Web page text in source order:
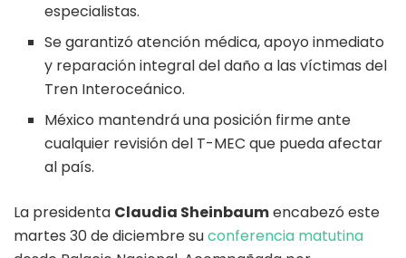
especialistas.
Se garantizó atención médica, apoyo inmediato
y reparación integral del daño a las víctimas del
Tren Interoceánico.
México mantendrá una posición firme ante
cualquier revisión del T-MEC que pueda afectar
al país.
La presidenta Claudia Sheinbaumencabezó este
martes 30 de diciembre suconferencia matutina